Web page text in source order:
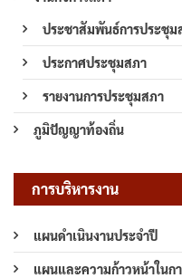
ประชาสัมพันธ์การประชุม
ประกาศประชุมสภา
รายงานการประชุมสภา
ภูมิปัญญาท้องถิ่น
การบริหารงาน
แผนดำเนินงานประจำปี
แผนและความก้าวหน้าในก